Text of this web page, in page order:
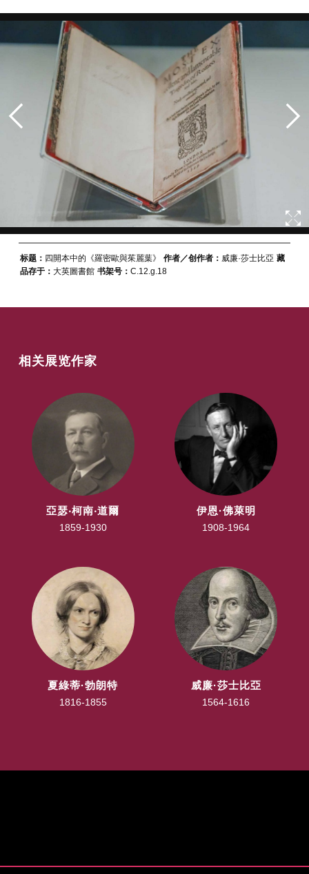
标题： 四開本中的《羅密歐與茱麗葉》 作者／创作者： 威廉·莎士比亞 藏
品存于： 大英圖書館 书架号： C.12.g.18
相关展览作家
亞瑟‧柯南‧道爾
1859-1930
伊恩·佛萊明
1908-1964
夏綠蒂·勃朗特
1816-1855
威廉·莎士比亞
1564-1616